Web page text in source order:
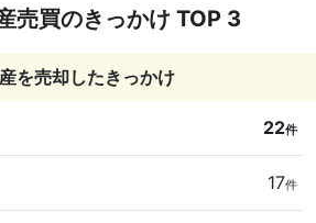
売買のきっかけ TOP 3
を売却したきっかけ
22件
17件